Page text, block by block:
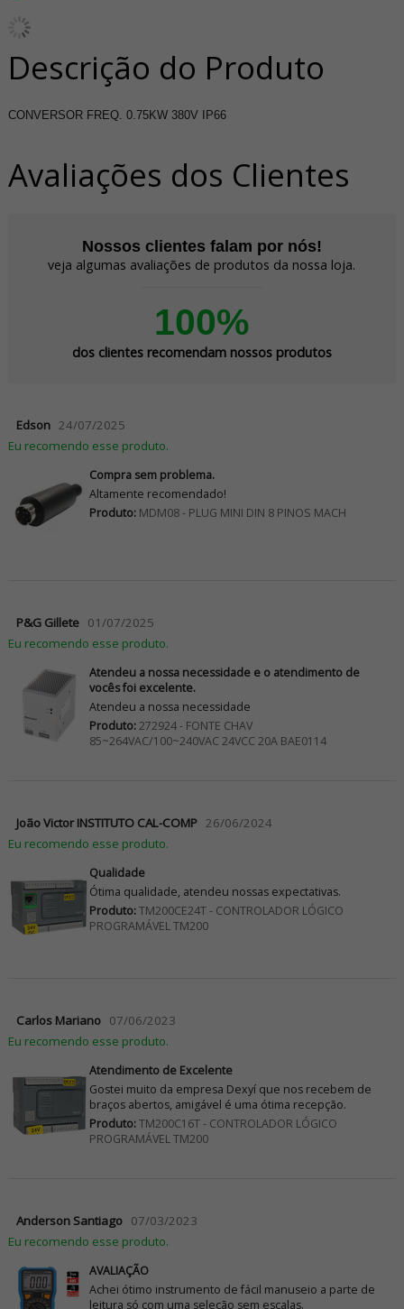
Descrição do Produto
CONVERSOR FREQ. 0.75KW 380V IP66
Avaliações dos Clientes
Nossos clientes falam por nós!
veja algumas avaliações de produtos da nossa loja.
100%
dos clientes recomendam nossos produtos
Edson 24/07/2025
Eu recomendo esse produto.
Compra sem problema.
Altamente recomendado!
Produto:MDM08 - PLUG MINI DIN 8 PINOS MACH
P&G Gillete 01/07/2025
Eu recomendo esse produto.
Atendeu a nossa necessidade e o atendimento de
vocês foi excelente.
Atendeu a nossa necessidade
Produto:272924 - FONTE CHAV
85~264VAC/100~240VAC 24VCC 20A BAE0114
João Victor INSTITUTO CAL-COMP 26/06/2024
Eu recomendo esse produto.
Qualidade
Ótima qualidade, atendeu nossas expectativas.
Produto:TM200CE24T - CONTROLADOR LÓGICO
PROGRAMÁVEL TM200
Carlos Mariano 07/06/2023
Eu recomendo esse produto.
Atendimento de Excelente
Gostei muito da empresa Dexyí que nos recebem de
braços abertos, amigável é uma ótima recepção.
Produto:TM200C16T - CONTROLADOR LÓGICO
PROGRAMÁVEL TM200
Anderson Santiago 07/03/2023
Eu recomendo esse produto.
AVALIAÇÃO
Achei ótimo instrumento de fácil manuseio a parte de
leitura só com uma seleção sem escalas.